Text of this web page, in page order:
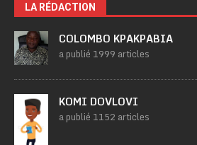
LA RÉDACTION
COLOMBO KPAKPABIA
a publié 1999 articles
KOMI DOVLOVI
a publié 1152 articles